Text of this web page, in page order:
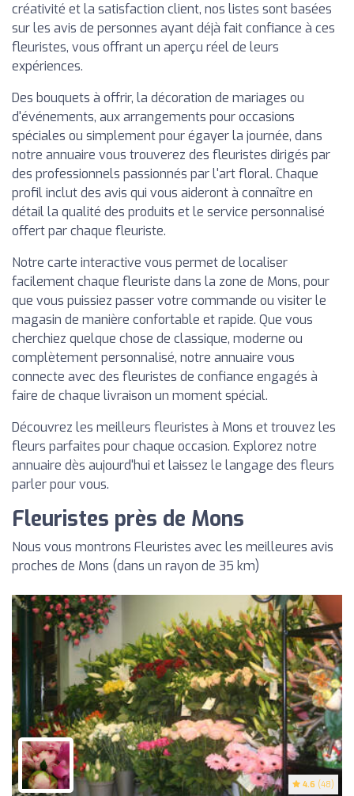
créativité et la satisfaction client, nos listes sont basées
sur les avis de personnes ayant déjà fait confiance à ces
fleuristes, vous offrant un aperçu réel de leurs
expériences.
Des bouquets à offrir, la décoration de mariages ou
d'événements, aux arrangements pour occasions
spéciales ou simplement pour égayer la journée, dans
notre annuaire vous trouverez des fleuristes dirigés par
des professionnels passionnés par l'art floral. Chaque
profil inclut des avis qui vous aideront à connaître en
détail la qualité des produits et le service personnalisé
offert par chaque fleuriste.
Notre carte interactive vous permet de localiser
facilement chaque fleuriste dans la zone de Mons, pour
que vous puissiez passer votre commande ou visiter le
magasin de manière confortable et rapide. Que vous
cherchiez quelque chose de classique, moderne ou
complètement personnalisé, notre annuaire vous
connecte avec des fleuristes de confiance engagés à
faire de chaque livraison un moment spécial.
Découvrez les meilleurs fleuristes à Mons et trouvez les
fleurs parfaites pour chaque occasion. Explorez notre
annuaire dès aujourd'hui et laissez le langage des fleurs
parler pour vous.
Fleuristes près de Mons
Nous vous montrons Fleuristes avec les meilleures avis
proches de Mons (dans un rayon de 35 km)
4.6 (48)